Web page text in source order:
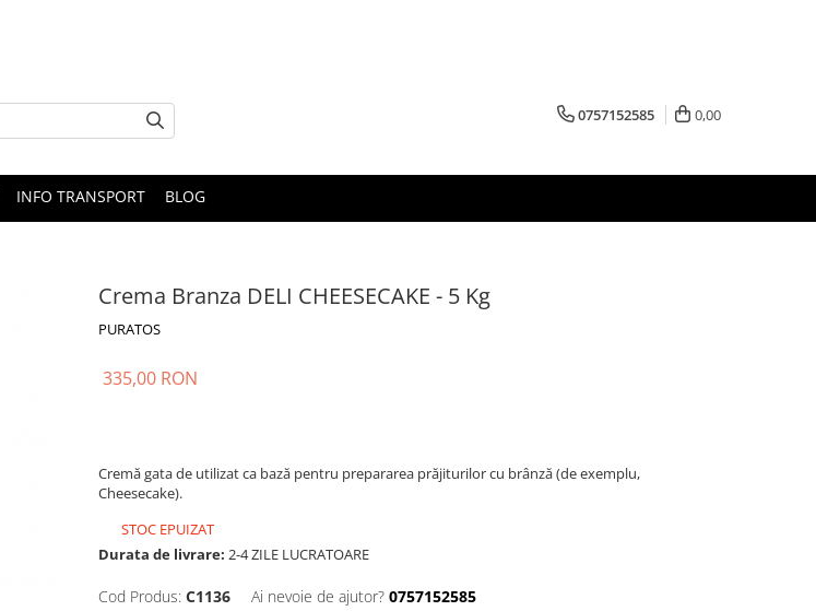
0757152585 0,00
INFO TRANSPORT BLOG
Crema Branza DELI CHEESECAKE - 5 Kg
PURATOS
335,00 RON
Cremă gata de utilizat ca bază pentru prepararea prăjiturilor cu brânză (de exemplu,
Cheesecake).
STOC EPUIZAT
Durata de livrare: 2-4 ZILE LUCRATOARE
Cod Produs: C1136 Ai nevoie de ajutor? 0757152585